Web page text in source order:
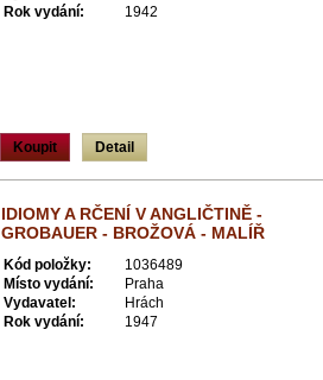
Rok vydání:
1942
Koupit Detail
IDIOMY A RČENÍ V ANGLIČTINĚ -
GROBAUER - BROŽOVÁ - MALÍŘ
Kód položky:
1036489
Místo vydání:
Praha
Vydavatel:
Hrách
Rok vydání:
1947